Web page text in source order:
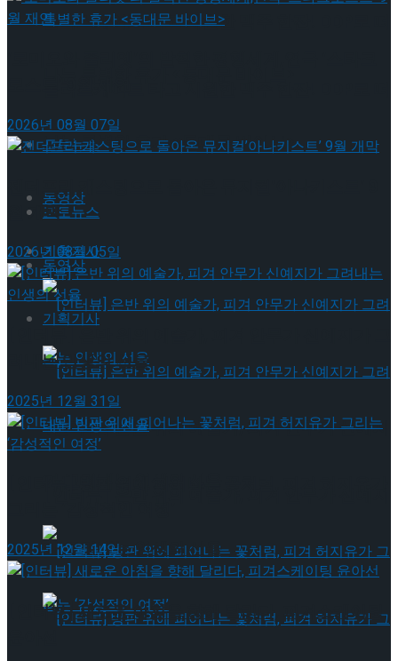
롤러스케이트 타고 시원한 맥주 한잔! DDP로 떠
포토뉴스
동영상
기획기사
[인터뷰] 은반 위의 예술가, 피겨 안무가 신예지
나는 특별한 휴가 <동대문 바이브>
포토뉴스
동영상
기획기사
가 그려내는 인생의 선율
2026년 08월 07일
젠더프리 캐스팅으로 돌아온 뮤지컬’아나키스트’ 9
월 개막
2026년 08월 05일
려내는 인생의 선율
2025년 12월 31일
2025년 12월 14일
[인터뷰] 새로운 아침을 향해 달리다, 피겨스케이팅